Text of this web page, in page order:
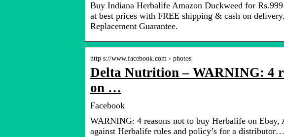
Buy Indiana Herbalife Amazon Duckweed for
at best prices with FREE shipping & cash on
Replacement Guarantee.
http s://www.facebook.com › photos
Delta Nutrition – WARNING: 4
on …
Facebook
WARNING: 4 reasons not to buy Herbalife on
against Herbalife rules and policy’s for a distributor…